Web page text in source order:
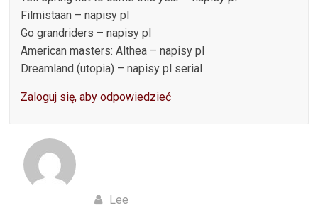
Filmistaan – napisy pl
Go grandriders – napisy pl
American masters: Althea – napisy pl
Dreamland (utopia) – napisy pl serial
Zaloguj się, aby odpowiedzieć
Lee